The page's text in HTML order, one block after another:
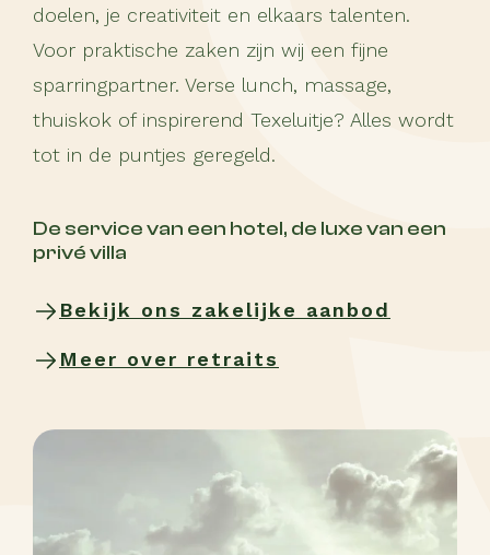
doelen, je creativiteit en elkaars talenten.
Voor praktische zaken zijn wij een fijne
sparringpartner. Verse lunch, massage,
thuiskok of inspirerend Texeluitje? Alles wordt
tot in de puntjes geregeld.
De service van een hotel, de luxe van een
privé villa
Bekijk ons zakelijke aanbod
Meer over retraits